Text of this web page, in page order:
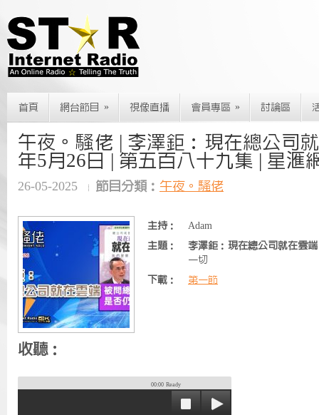
首頁 網台節目 » 視像直播 會員專區 » 討論區
午夜。騷佬 | 李澤鉅：現在總公司
年5月26日 | 第五百八十九集 | 星滙
26-05-2025 節目分類： 午夜。騷佬
主持：
Adam
主題：
李澤鉅：現在總公司就在雲端
一切
下載：
第一節
收聽：
00:00 Ready